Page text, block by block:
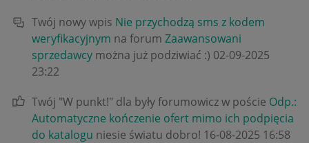
Twój nowy wpis Nie przychodzą sms z kodem
weryfikacyjnym na forum Zaawansowani
sprzedawcy można już podziwiać :) ‎02-09-2025
23:22
Twój "W punkt!" dla były forumowicz w poście Odp.:
Automatyczne kończenie ofert mimo ich podpięcia
do katalogu niesie światu dobro! ‎16-08-2025 16:58